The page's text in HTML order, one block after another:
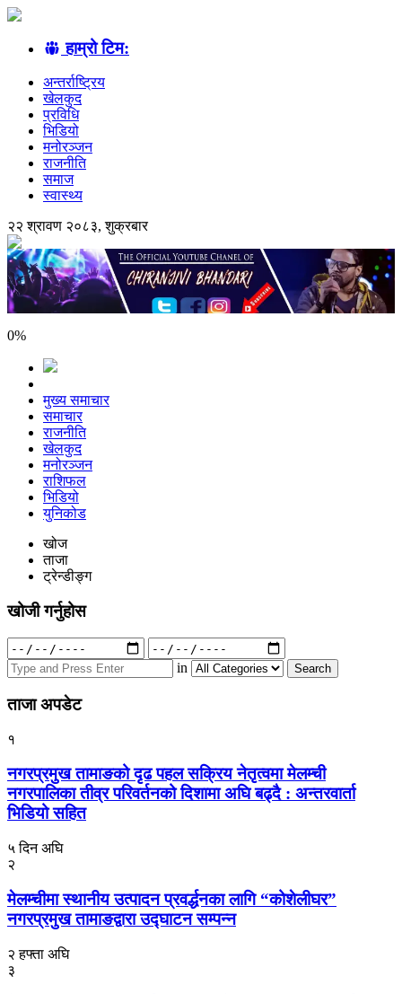
हाम्रो टिम:
अन्तर्राष्ट्रिय
खेलकुद
प्रविधि
भिडियो
मनोरञ्जन
राजनीति
समाज
स्वास्थ्य
२२ श्रावण २०८३, शुक्रबार
0%
मुख्य समाचार
समाचार
राजनीति
खेलकुद
मनोरञ्जन
राशिफल
भिडियो
युनिकोड
खोज
ताजा
ट्रेन्डीङ्ग
खोजी गर्नुहोस
Search
for:
in
ताजा अपडेट
१
नगरप्रमुख तामाङको दृढ पहल सक्रिय नेतृत्वमा मेलम्ची
नगरपालिका तीव्र परिवर्तनको दिशामा अघि बढ्दै : अन्तरवार्ता
भिडियो सहित
५ दिन अघि
२
मेलम्चीमा स्थानीय उत्पादन प्रवर्द्धनका लागि “कोशेलीघर”
नगरप्रमुख तामाङद्वारा उद्घाटन सम्पन्न
२ हफ्ता अघि
३